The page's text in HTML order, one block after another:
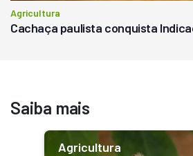
Agricultura
Cachaça paulista conquista
Saiba mais
Agricultura